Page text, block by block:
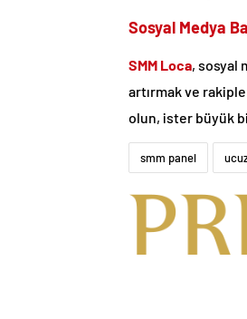
Sosyal Medya
SMM Loca, sosyal
artırmak ve
olun, ister büyük
smm panel